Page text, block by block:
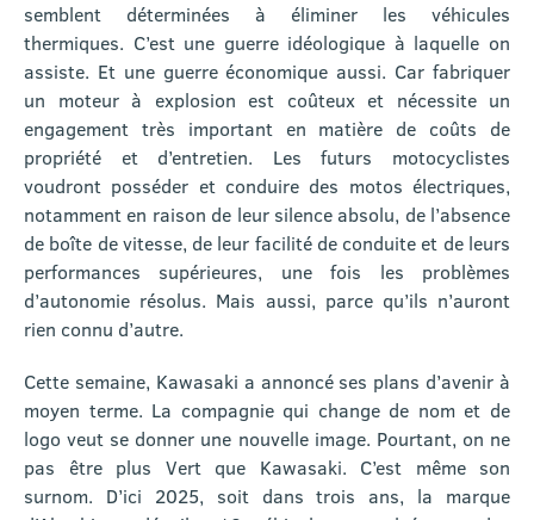
semblent déterminées à éliminer les véhicules
thermiques. C’est une guerre idéologique à laquelle on
assiste. Et une guerre économique aussi. Car fabriquer
un moteur à explosion est coûteux et nécessite un
engagement très important en matière de coûts de
propriété et d’entretien. Les futurs motocyclistes
voudront posséder et conduire des motos électriques,
notamment en raison de leur silence absolu, de l’absence
de boîte de vitesse, de leur facilité de conduite et de leurs
performances supérieures, une fois les problèmes
d’autonomie résolus. Mais aussi, parce qu’ils n’auront
rien connu d’autre.
Cette semaine, Kawasaki a annoncé ses plans d’avenir à
moyen terme. La compagnie qui change de nom et de
logo veut se donner une nouvelle image. Pourtant, on ne
pas être plus Vert que Kawasaki. C’est même son
surnom. D’ici 2025, soit dans trois ans, la marque